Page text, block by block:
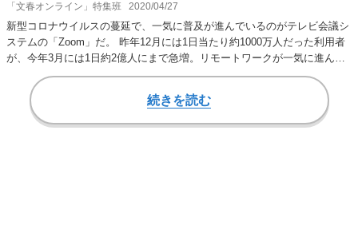
「文春オンライン」特集班 2020/04/27
新型コロナウイルスの蔓延で、一気に普及が進んでいるのがテレビ会議シ
ステムの「Zoom」だ。 昨年12月には1日当たり約1000万人だった利用者
が、今年3月には1日約2億人にまで急増。リモートワークが一気に進んだ
続きを読む